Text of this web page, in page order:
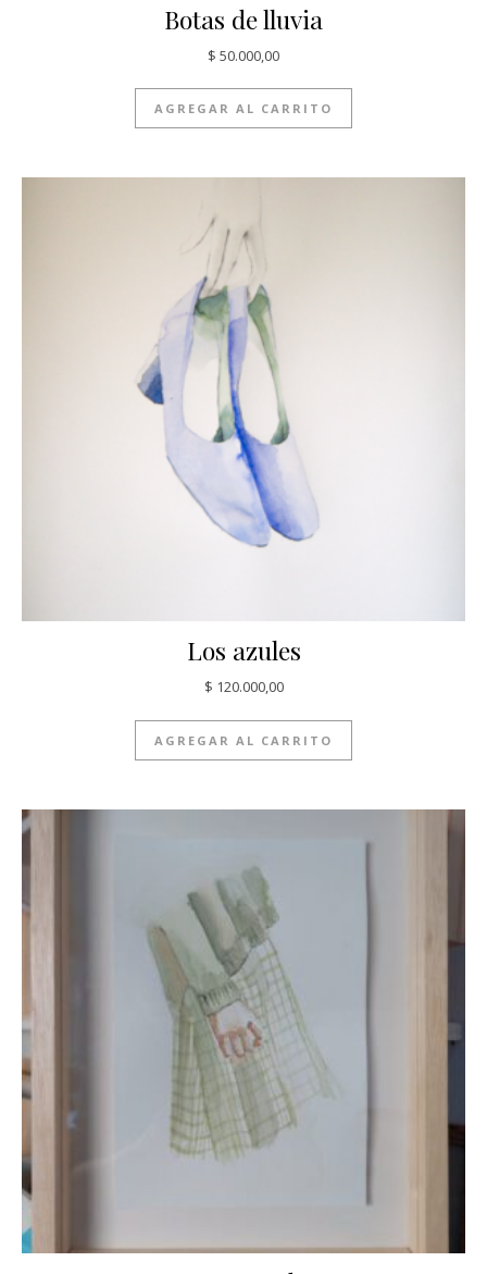
Botas de lluvia
$ 50.000,00
AGREGAR AL CARRITO
Los azules
$ 120.000,00
AGREGAR AL CARRITO